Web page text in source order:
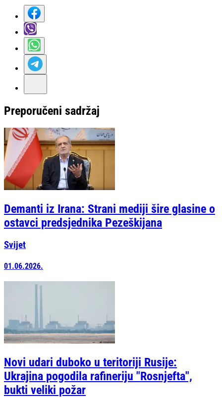
Preporučeni sadržaj
Demanti iz Irana: Strani mediji šire glasine o
ostavci predsjednika Pezeškijana
Svijet
01.06.2026.
Novi udari duboko u teritoriji Rusije:
Ukrajina pogodila rafineriju "Rosnjefta",
bukti veliki požar